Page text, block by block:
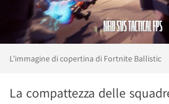
L'immagine di copertina di Fortnite Ballistic
La compattezza delle